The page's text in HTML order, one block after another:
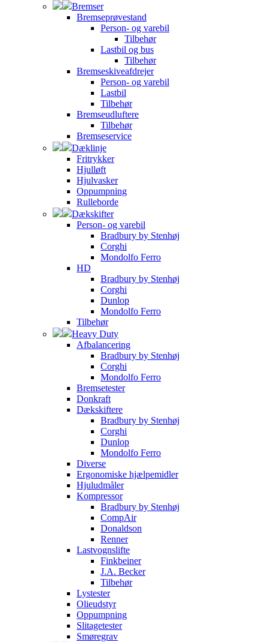
Bremser
Bremseprøvestand
Person- og varebil
Tilbehør
Lastbil og bus
Tilbehør
Bremseskiveafdrejer
Person- og varebil
Lastbil
Tilbehør
Bremseudluftere
Tilbehør
Bremseservice
Dæklinje
Fritrykker
Hjulløft
Hjulvasker
Oppumpning
Rulleborde
Dækskifter
Person- og varebil
Bradbury by Stenhøj
Corghi
Mondolfo Ferro
HD
Bradbury by Stenhøj
Corghi
Dunlop
Mondolfo Ferro
Tilbehør
Heavy Duty
Afbalancering
Bradbury by Stenhøj
Corghi
Mondolfo Ferro
Bremsetester
Donkraft
Dækskiftere
Bradbury by Stenhøj
Corghi
Dunlop
Mondolfo Ferro
Diverse
Ergonomiske hjælpemidler
Hjuludmåler
Kompressor
Bradbury by Stenhøj
CompAir
Donaldson
Renner
Lastvognslifte
Finkbeiner
J.A. Becker
Tilbehør
Lystester
Olieudstyr
Oppumpning
Slitagetester
Smøregrav